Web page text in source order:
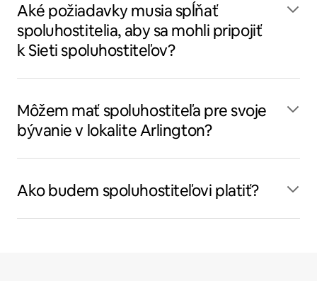
Aké požiadavky musia spĺňať
spoluhostitelia, aby sa mohli pripojiť
k Sieti spoluhostiteľov?
Môžem mať spoluhostiteľa pre svoje
bývanie v lokalite Arlington?
Ako budem spoluhostiteľovi platiť?